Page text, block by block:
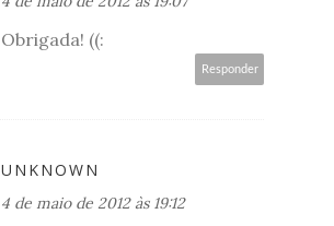
Obrigada! ((:
Responder
UNKNOWN
4 de maio de 2012 às 19:12